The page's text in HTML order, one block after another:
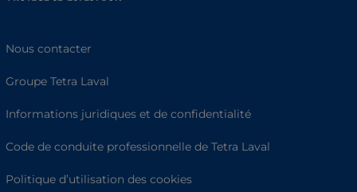
Nous contacter
Groupe Tetra Laval
Informations juridiques et de confidentialité
Code de conduite professionnelle de Tetra Laval
Politique d’utilisation des cookies